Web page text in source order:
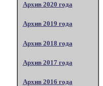
Архив 2020 года
Архив 2019 года
Архив 2018 года
Архив 2017 года
Архив 2016 года